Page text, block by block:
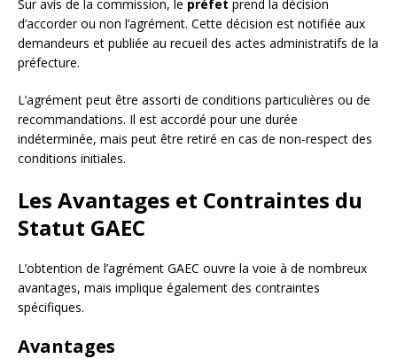
Sur avis de la commission, le préfet prend la décision
d’accorder ou non l’agrément. Cette décision est notifiée aux
demandeurs et publiée au recueil des actes administratifs de la
préfecture.
L’agrément peut être assorti de conditions particulières ou de
recommandations. Il est accordé pour une durée
indéterminée, mais peut être retiré en cas de non-respect des
conditions initiales.
Les Avantages et Contraintes du
Statut GAEC
L’obtention de l’agrément GAEC ouvre la voie à de nombreux
avantages, mais implique également des contraintes
spécifiques.
Avantages